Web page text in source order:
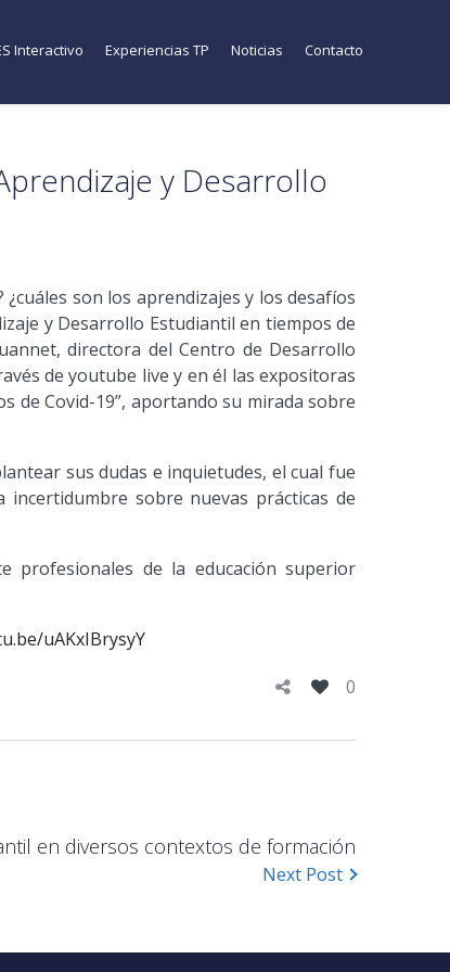
Interactivo Experiencias TP Noticias Contacto
y Desarrollo
son los aprendizajes y los desafíos
y Desarrollo Estudiantil en tiempos de
directora del Centro de Desarrollo
de youtube live y en él las expositoras
de Covid-19”, aportando su mirada sobre
sus dudas e inquietudes, el cual fue
sobre nuevas prácticas de
profesionales de la educación superior
uAKxIBrysyY
0
en diversos contextos de formación
Next Post